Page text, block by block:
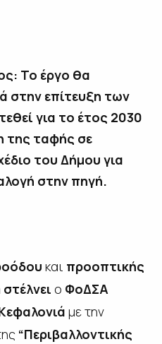
Το έργο θα
στην επίτευξη των
για το έτος 2030
της ταφής σε
του Δήμου για
στην πηγή.
και προοπτικής
στέλνει ο ΦοΔΣΑ
με την
“Περιβαλλοντικής